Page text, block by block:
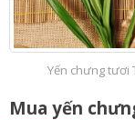
Yến chưng tươi
Mua yến